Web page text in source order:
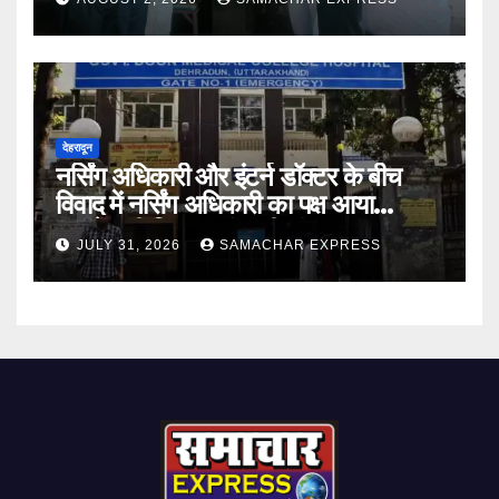
देहरादून
नर्सिंग अधिकारी और इंटर्न डॉक्टर के बीच
विवाद में नर्सिंग अधिकारी का पक्ष आया
सामने,करी निष्पक्ष जांच की मांग
JULY 31, 2026 SAMACHAR EXPRESS